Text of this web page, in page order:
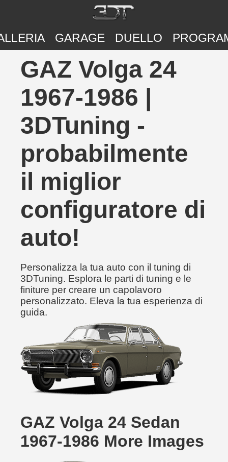
GARAGE DUELLO
GAZ Volga 24
1967-1986 |
3DTuning -
probabilmente
il miglior
configuratore di
auto!
Personalizza la tua auto con il tuning di
3DTuning. Esplora le parti di tuning e le
finiture per creare un capolavoro
personalizzato. Eleva la tua esperienza di
guida.
GAZ Volga 24 Sedan
1967-1986 More Images